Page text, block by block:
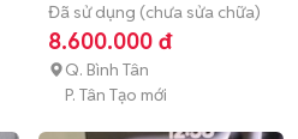
Đã sử dụng (chưa sửa chữa)
8.600.000 đ
Q. Bình Tân
P. Tân Tạo mới